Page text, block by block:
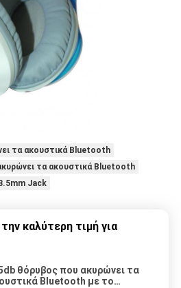
τα ακουστικά Bluetooth
τα ακουστικά Bluetooth
Jack
καλύτερη τιμή για
θόρυβος που ακυρώνει τα
Bluetooth με το